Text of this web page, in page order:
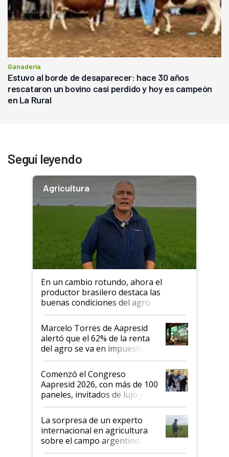
Ganadería
Estuvo al borde de desaparecer: hace 30 años
rescataron un bovino casi perdido y hoy es campeón
en La Rural
Seguí leyendo
Agricultura
En un cambio rotundo, ahora el
productor brasilero destaca las
buenas condiciones del agro
argentino para invertir: "Los veo
más motivados"
Marcelo Torres de Aapresid
alertó que el 62% de la renta
del agro se va en impuestos:
"No es bueno que en
Argentina se sigan discutiendo
las mismas cosas de hace 50
años"
Comenzó el Congreso
Aapresid 2026, con más de 100
paneles, invitados de lujo y
todas las tendencias
La sorpresa de un experto
internacional en agricultura
sobre el campo argentino:
"Estoy muy impresionado"